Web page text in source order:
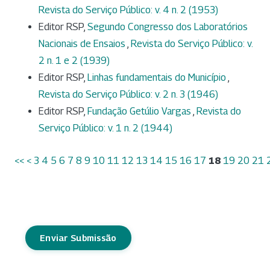
Revista do Serviço Público: v. 4 n. 2 (1953)
Editor RSP, Segundo Congresso dos Laboratórios
Nacionais de Ensaios , Revista do Serviço Público: v.
2 n. 1 e 2 (1939)
Editor RSP, Linhas fundamentais do Município ,
Revista do Serviço Público: v. 2 n. 3 (1946)
Editor RSP, Fundação Getúlio Vargas , Revista do
Serviço Público: v. 1 n. 2 (1944)
<< < 3 4 5 6 7 8 9 10 11 12 13 14 15 16 17 18 19 20 21
Enviar Submissão